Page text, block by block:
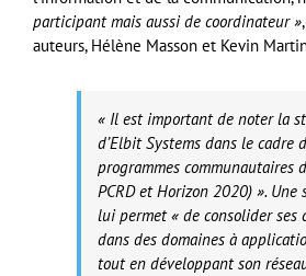
participant mais aussi de coordinateur »
auteurs, Hélène Masson et Kevin
« Il est important de noter la
d’Elbit Systems dans le cadre
programmes communautaires
PCRD et Horizon 2020) ».
lui permet « de consolider ses
dans des domaines à
tout en développant son